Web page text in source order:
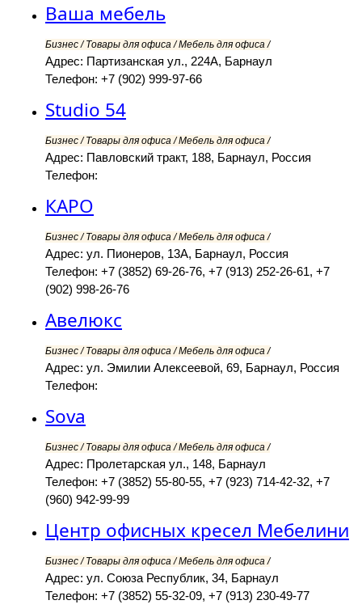
Ваша мебель
Бизнес / Товары для офиса / Мебель для офиса /
Адрес: Партизанская ул., 224А, Барнаул
Телефон: +7 (902) 999-97-66
Studio 54
Бизнес / Товары для офиса / Мебель для офиса /
Адрес: Павловский тракт, 188, Барнаул, Россия
Телефон:
КАРО
Бизнес / Товары для офиса / Мебель для офиса /
Адрес: ул. Пионеров, 13А, Барнаул, Россия
Телефон: +7 (3852) 69-26-76, +7 (913) 252-26-61, +7
(902) 998-26-76
Авелюкс
Бизнес / Товары для офиса / Мебель для офиса /
Адрес: ул. Эмилии Алексеевой, 69, Барнаул, Россия
Телефон:
Sova
Бизнес / Товары для офиса / Мебель для офиса /
Адрес: Пролетарская ул., 148, Барнаул
Телефон: +7 (3852) 55-80-55, +7 (923) 714-42-32, +7
(960) 942-99-99
Центр офисных кресел Мебелини
Бизнес / Товары для офиса / Мебель для офиса /
Адрес: ул. Союза Республик, 34, Барнаул
Телефон: +7 (3852) 55-32-09, +7 (913) 230-49-77